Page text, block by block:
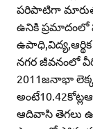
పరిపాటిగా
ఉనికి ప్రమాదంలో
నగర జీవనంలో
2011జనాభా
ఆదివాసి తెగలు